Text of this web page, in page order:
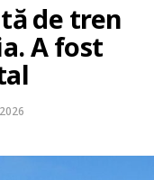
de tren
A fost